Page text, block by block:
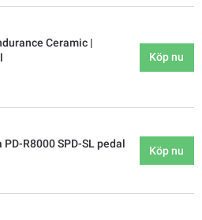
Ceramic |
Köp nu
R8000 SPD-SL pedal
Köp nu